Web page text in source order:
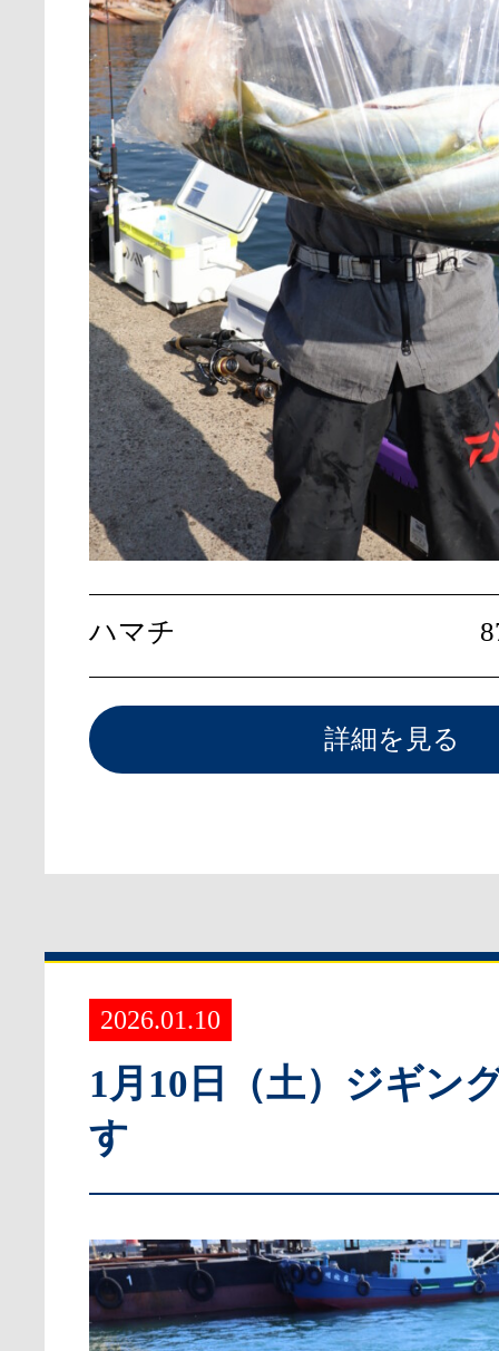
ハマチ
詳細を見る
2026.01.10
1月10日（土）ジギン
す